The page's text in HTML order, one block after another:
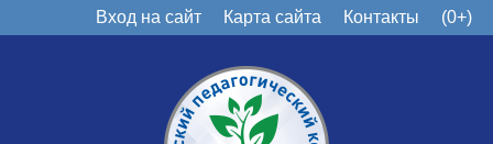
Вход на сайт Карта сайта Контакты (0+)